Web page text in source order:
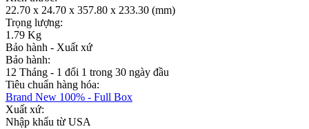
22.70 x 24.70 x 357.80 x 233.30 (mm)
Trọng lượng:
1.79 Kg
Bảo hành - Xuất xứ
Bảo hành:
12 Tháng - 1 đổi 1 trong 30 ngày đầu
Tiêu chuẩn hàng hóa:
Brand New 100% - Full Box
Xuất xứ:
Nhập khẩu từ USA